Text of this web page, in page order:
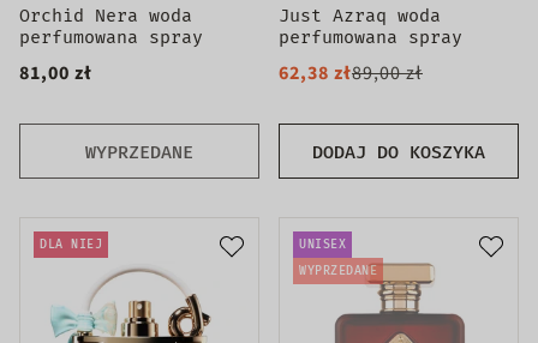
WYPRZEDANE
Orchid Nera woda
perfumowana spray
81,00 zł
DODAJ DO KOSZYKA
Just Azraq woda
perfumowana spray
62,38 zł89,00 zł
DLA NIEJ
UNISEX
WYPRZEDANE